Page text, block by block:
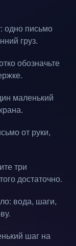
одно письмо
груз.
обозначьте
маленький
от руки,
три
достаточно.
вода, шаги,
шаг на